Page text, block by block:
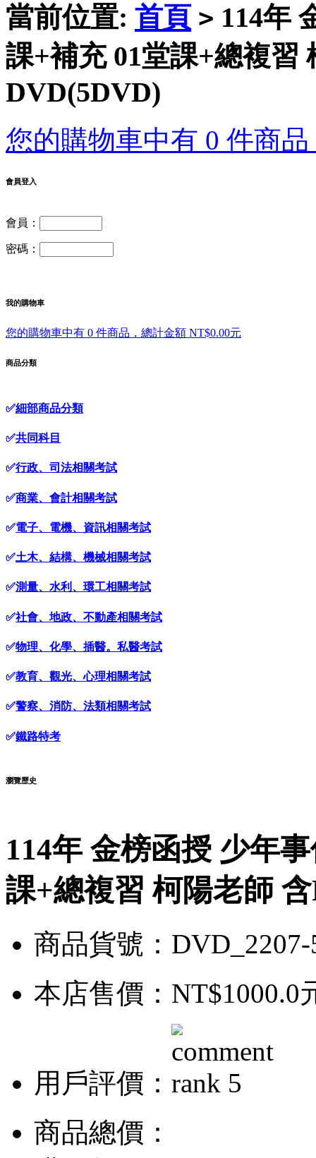
當前位置: 首頁 > 114年
課+補充 01堂課+總複習
DVD(5DVD)
您的購物車中有 0 件商
會員登入
會員：
密碼：
我的購物車
您的購物車中有 0 件商品，總計金額 NT$0.00元
商品分類
✅細部商品分類
✅共同科目
✅行政、司法相關考試
✅商業、會計相關考試
✅電子、電機、資訊相關考試
✅土木、結構、機械相關考試
✅測量、水利、環工相關考試
✅社會、地政、不動產相關考試
✅物理、化學、插醫。私醫考試
✅教育、觀光、心理相關考試
✅警察、消防、法類相關考試
✅鐵路特考
瀏覽歷史
114年 金榜函授 少年
課+總複習 柯陽老師
商品貨號：DVD_2207-
本店售價： NT$1000.0
用戶評價：
商品總價：